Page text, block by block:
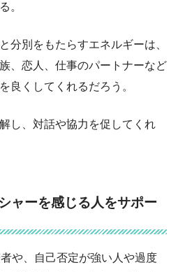
。
分別をもたらすエネルギーは、
、恋人、仕事のパートナーなど
良くしてくれるだろう。
し、対話や協力を促してくれ
ャーを感じる人をサポー
や、自己否定が強い人や過度